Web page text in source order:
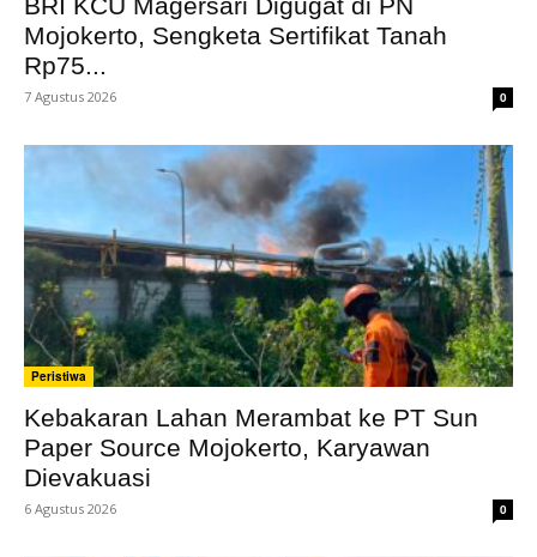
BRI KCU Magersari Digugat di PN
Mojokerto, Sengketa Sertifikat Tanah
Rp75...
7 Agustus 2026 0
Peristiwa
Kebakaran Lahan Merambat ke PT Sun
Paper Source Mojokerto, Karyawan
Dievakuasi
6 Agustus 2026 0